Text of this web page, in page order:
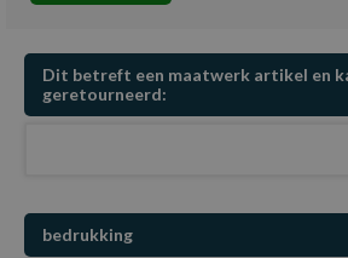
Dit betreft een maatwerk artikel en
geretourneerd:
bedrukking